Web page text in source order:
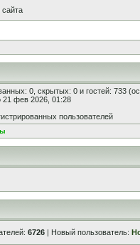
0, скрытых: 0 и гостей: 733
21 фев 2026, 01:28
пользователей
6726 | Новый пользователь: